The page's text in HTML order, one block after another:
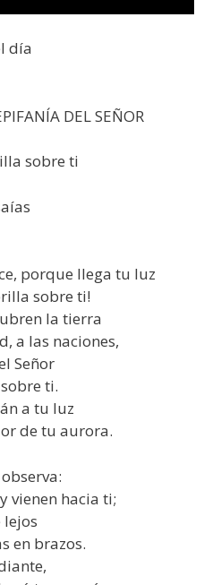
día
DEL SEÑOR
sobre ti
porque llega tu luz
sobre ti!
la tierra
a las naciones,
Señor
ti.
a tu luz
de tu aurora.
vienen hacia ti;
lejos
en brazos.